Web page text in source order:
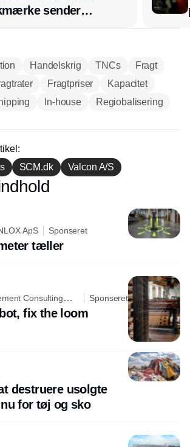
sender
stafetten videre
Handelskrig TNCs
Fragt
Fragtpriser
Kapacitet
In-house
Regiobalisering
SCM.dk Valcon A/S
Annonce
ApS Sponseret
tæller
Consulting
Sponseret
fix the loom
destruere usolgte
for tøj og sko